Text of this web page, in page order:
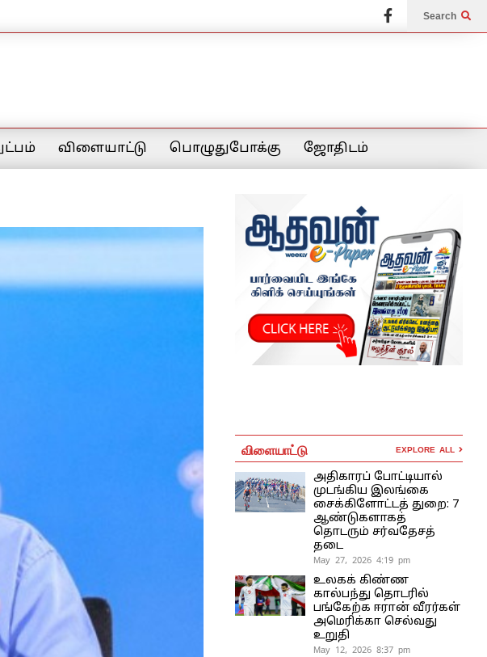
Search
விளையாட்டு பொழுதுபோக்கு ஜோதிடம்
விளையாட்டு EXPLORE ALL
அதிகாரப் போட்டியால்
முடங்கிய இலங்கை
சைக்கிளோட்டத் துறை: 7
ஆண்டுகளாகத்
தொடரும் சர்வதேசத்
தடை
May 27, 2026 4:19 pm
உலகக் கிண்ண
கால்பந்து தொடரில்
பங்கேற்க ஈரான் வீரர்கள்
அமெரிக்கா செல்வது
உறுதி
May 12, 2026 8:37 pm